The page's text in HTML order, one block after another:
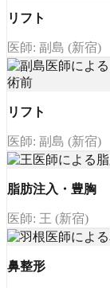
リフト
医師: 副島 (新宿)
リフト
医師: 副島 (新宿)
脂肪注入・豊胸
医師: 王 (新宿)
鼻整形